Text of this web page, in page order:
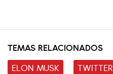
TEMAS RELACIONADOS
ELON MUSK
TWITTER